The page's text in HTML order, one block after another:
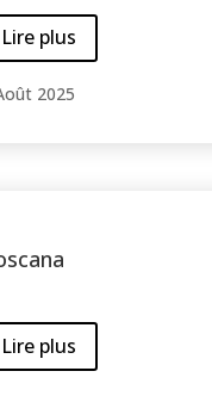
Lire plus
2025
Lire plus